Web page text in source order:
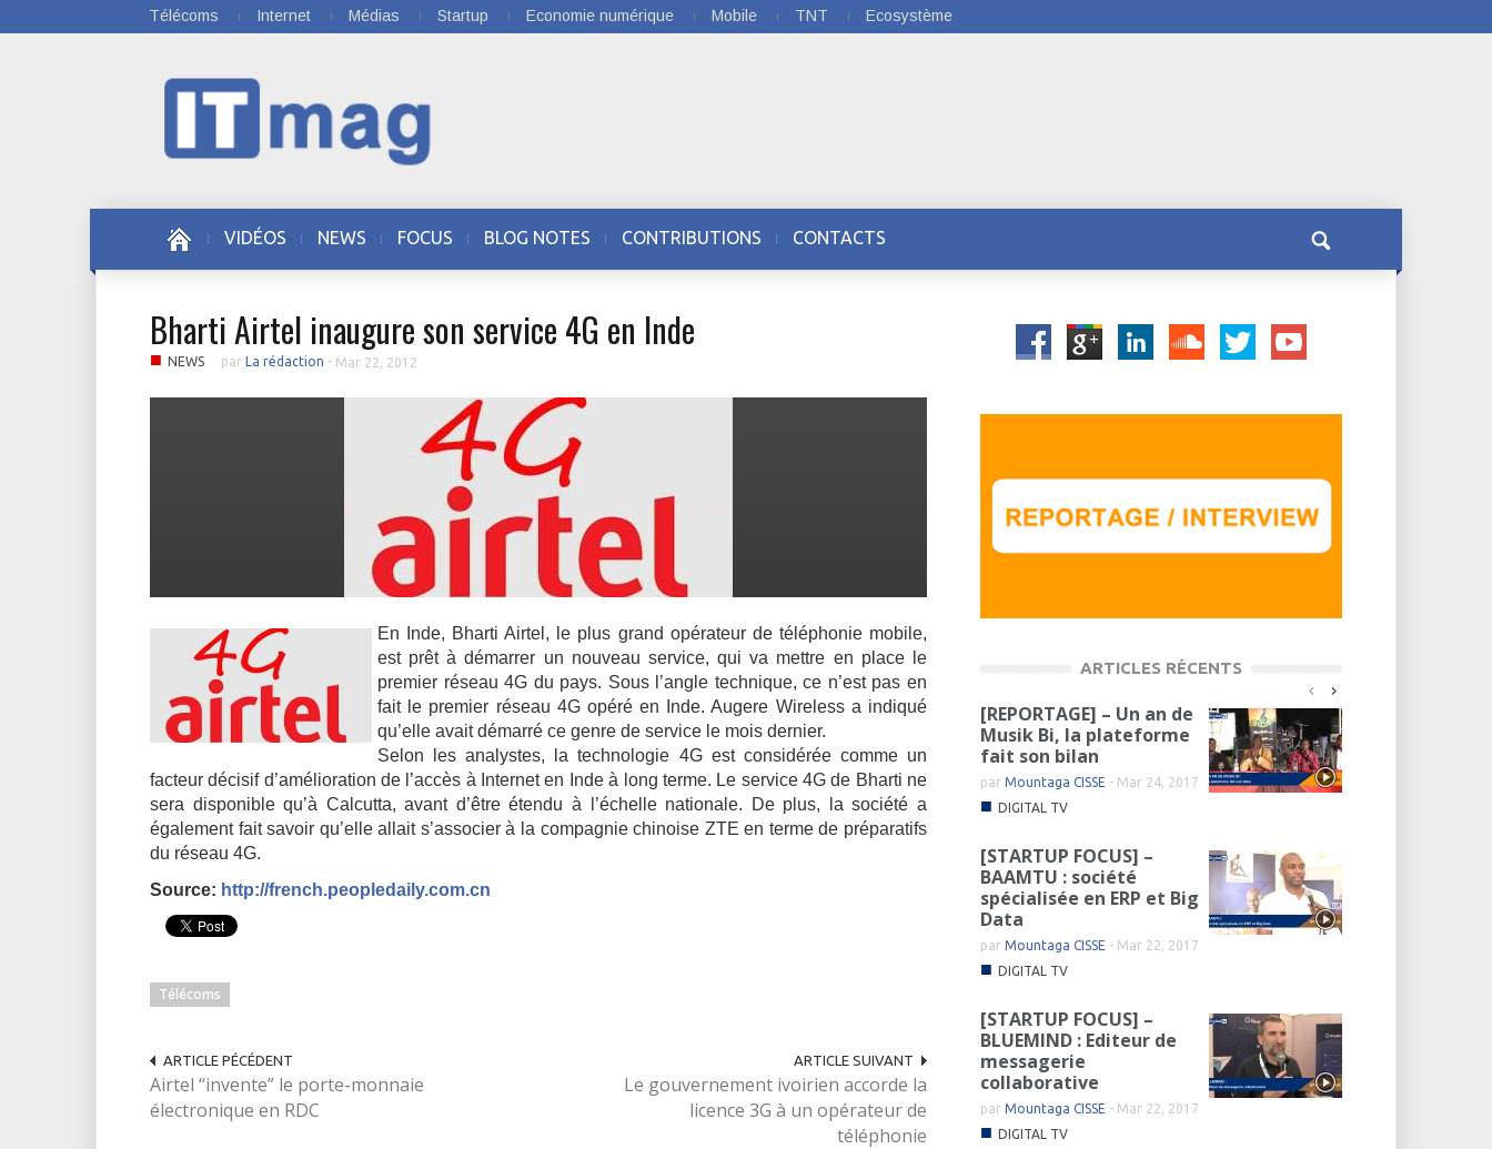
Télécoms Internet Médias Startup Economie numérique Mobile TNT Ecosystème
VIDÉOS NEWS FOCUS BLOG NOTES CONTRIBUTIONS CONTACTS
Bharti Airtel inaugure son service 4G en Inde
■ NEWS par La rédaction - Mar 22, 2012
En Inde, Bharti Airtel, le plus grand opérateur de téléphonie mobile,
est prêt à démarrer un nouveau service, qui va mettre en place le
premier réseau 4G du pays. Sous l’angle technique, ce n’est pas en
fait le premier réseau 4G opéré en Inde. Augere Wireless a indiqué
qu’elle avait démarré ce genre de service le mois dernier.
Selon les analystes, la technologie 4G est considérée comme un
facteur décisif d’amélioration de l’accès à Internet en Inde à long terme. Le service 4G de Bharti ne
sera disponible qu’à Calcutta, avant d’être étendu à l’échelle nationale. De plus, la société a
également fait savoir qu’elle allait s’associer à la compagnie chinoise ZTE en terme de préparatifs
du réseau 4G.
Source: http://french.peopledaily.com.cn
Télécoms
ARTICLE PÉCÉDENT
Airtel “invente” le porte-monnaie
électronique en RDC
ARTICLE SUIVANT
Le gouvernement ivoirien accorde la
licence 3G à un opérateur de
téléphonie
ARTICLES RÉCENTS
[REPORTAGE] – Un an de
Musik Bi, la plateforme
fait son bilan
parMountaga CISSE - Mar 24, 2017
■ DIGITAL TV
[STARTUP FOCUS] –
BAAMTU : société
spécialisée en ERP et Big
Data
parMountaga CISSE - Mar 22, 2017
■ DIGITAL TV
[STARTUP FOCUS] –
BLUEMIND : Editeur de
messagerie
collaborative
parMountaga CISSE - Mar 22, 2017
■ DIGITAL TV